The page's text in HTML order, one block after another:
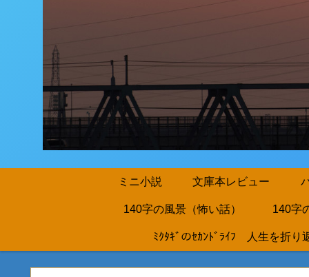
ミニ小説 文庫本レビュー
140字の風景（怖い話） 140字
ﾐｸﾀｷﾞのｾｶﾝﾄﾞﾗｲﾌ 人生を折